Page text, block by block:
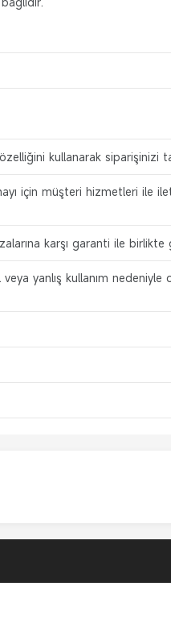
kullanarak siparişinizi
için müşteri hizmetleri ile
karşı garanti ile birlikte
yanlış kullanım nedeniyle